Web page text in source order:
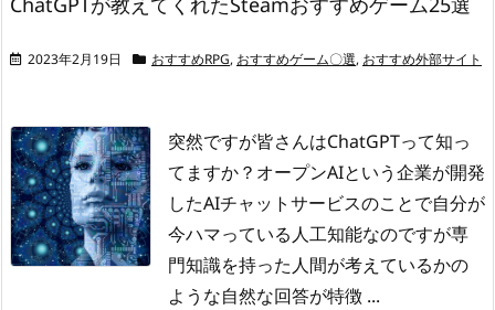
2023年2月19日 おすすめRPG, おすすめゲーム〇選, おすすめ外部サイト
突然ですが皆さんはChatGPTって知っ
てますか？ オープンAIという企業が開発
したAIチャットサービスのことで自分が
今ハマっている人工知能なのですが専
門知識を持った人間が考えているかの
ような自然な回答が特徴 ...